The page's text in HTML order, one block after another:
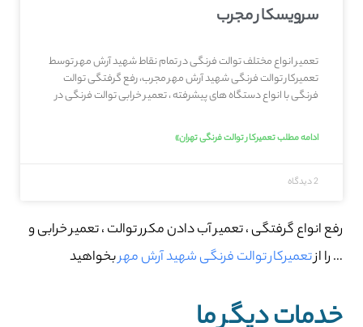
سرویسکار مجرب
تعمیر انواع مختلف توالت فرنگی در تمام نقاط شهيد آرش مهر توسط
تعمیرکار توالت فرنگی شهيد آرش مهر مجرب، رفع گرفتگی توالت
فرنگی با انواع دستگاه های پیشرفته ، تعمیر خرابی توالت فرنگی در
ادامه مطلب تعمیرکار توالت فرنگی تهران»
2 دیدگاه
رفع انواع گرفتگی ، تعمیر آب دادن مکرر توالت ، تعمیر خرابی و
… را ازتعمیرکار توالت فرنگی شهيد آرش مهربخواهید
خدمات دیگر ما